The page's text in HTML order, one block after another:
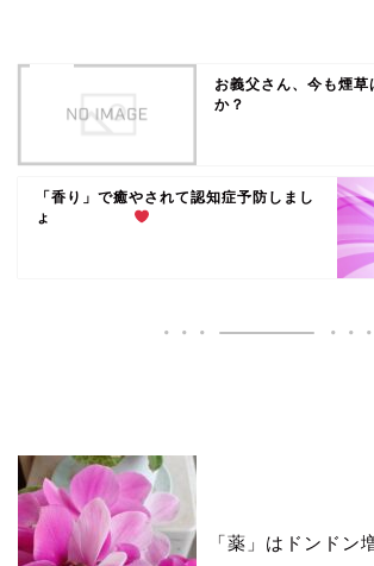
お義父さん、今も煙
か？
「香り」で癒やされて認知症予防しまし
ょ
「薬」はドンドン